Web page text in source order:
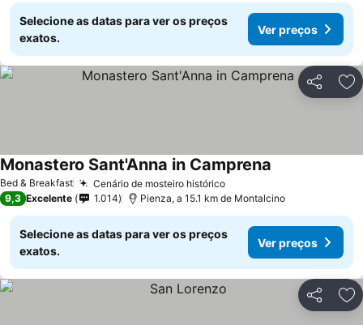
Selecione as datas para ver os preços
exatos.
Ver preços
Partilhar
Bed & Breakfast Cenário de mosteiro históricoVer preços
Monastero Sant'Anna in Camprena
9,3 Excelente 1.014 Pienza, a 15.1 km de Montalcino
Selecione as datas para ver os preços
exatos.
Ver preços
Partilhar